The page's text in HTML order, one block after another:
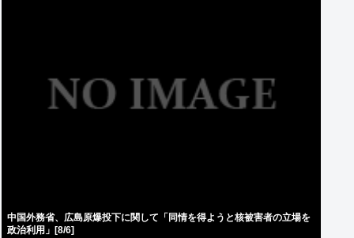
中国外務省、広島原爆投下に関して「同情を得ようと核被害者の立場を
政治利用」[8/6]